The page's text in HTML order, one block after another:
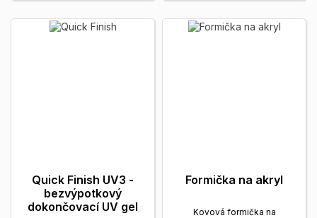
Quick Finish UV3 -
bezvýpotkový
dokončovací UV gel
Formička na akryl
Kovová formička na